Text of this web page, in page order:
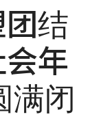
结
年
闭